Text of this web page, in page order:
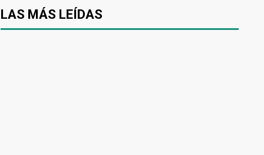
LAS MÁS LEÍDAS